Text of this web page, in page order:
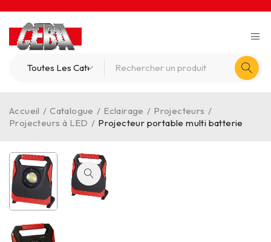
Accueil / Catalogue / Eclairage / Projecteurs /
Projecteurs à LED / Projecteur portable multi batterie